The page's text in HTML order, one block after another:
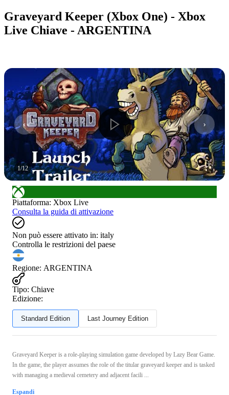
Graveyard Keeper (Xbox One) - Xbox
Live Chiave - ARGENTINA
1/12
Piattaforma: Xbox Live
Consulta la guida di attivazione
Non può essere attivato in: italy
Controlla le restrizioni del paese
Regione: ARGENTINA
Tipo: Chiave
Edizione:
Standard Edition Last Journey Edition
Graveyard Keeper is a role-playing simulation game developed by Lazy Bear Game.
In the game, the player assumes the role of the titular graveyard keeper and is tasked
with managing a medieval cemetery and adjacent facili ...
Espandi